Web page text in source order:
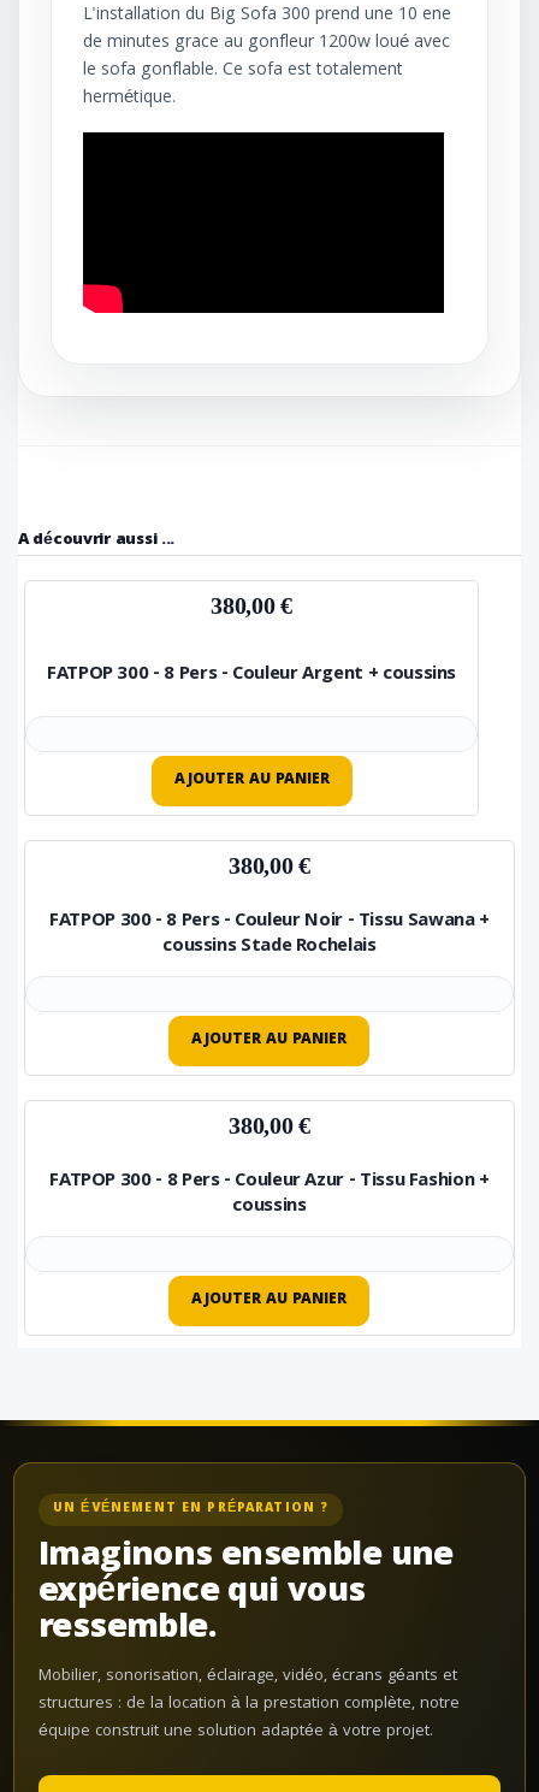
L'installation du Big Sofa 300 prend une 10 ene
de minutes grace au gonfleur 1200w loué avec
le sofa gonflable. Ce sofa est totalement
hermétique.
A découvrir aussi ...
380,00 €
FATPOP 300 - 8 Pers - Couleur Argent + coussins
AJOUTER AU PANIER
380,00 €
FATPOP 300 - 8 Pers - Couleur Noir - Tissu Sawana +
coussins Stade Rochelais
AJOUTER AU PANIER
380,00 €
FATPOP 300 - 8 Pers - Couleur Azur - Tissu Fashion +
coussins
AJOUTER AU PANIER
UN ÉVÉNEMENT EN PRÉPARATION ?
Imaginons ensemble une
expérience qui vous
ressemble.
Mobilier, sonorisation, éclairage, vidéo, écrans géants et
structures : de la location à la prestation complète, notre
équipe construit une solution adaptée à votre projet.